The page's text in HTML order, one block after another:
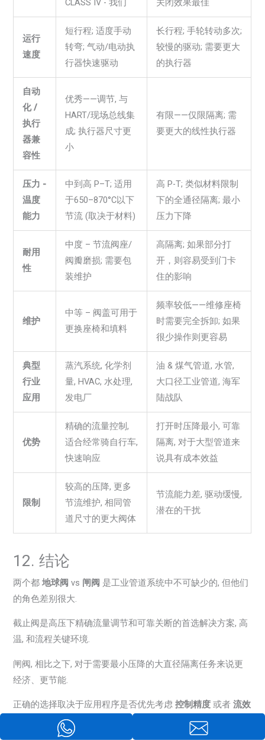
CLASS IV - 我们
关闭效果最佳
运行
速度
短行程; 适度手动
转弯; 气动/电动执
行器快速驱动
长行程; 手轮转动多次;
较慢的驱动; 需要更大
的执行器
自动
化 /
执行
器兼
容性
优秀——调节, 与
HART/现场总线集
成; 执行器尺寸更
小
有限——仅限隔离; 需
要更大的线性执行器
压力 -
温度
能力
中到高 P–T; 适用
于650–870°C以下
节流 (取决于材料)
高 P-T; 类似材料限制
下的全通径隔离; 最小
压力下降
耐用
性
中度 – 节流阀座/
阀瓣磨损; 需要包
装维护
高隔离; 如果部分打
开，则容易受到门卡
住的影响
维护
中等 – 阀盖可用于
更换座椅和填料
频率较低——维修座椅
时需要完全拆卸; 如果
很少操作则更容易
典型
行业
应用
蒸汽系统, 化学剂
量, HVAC, 水处理,
发电厂
油 & 煤气管道, 水管,
大口径工业管道, 海军
陆战队
优势
精确的流量控制,
适合经常骑自行车,
快速响应
打开时压降最小, 可靠
隔离, 对于大型管道来
说具有成本效益
限制
较高的压降, 更多
节流维护, 相同管
道尺寸的更大阀体
节流能力差, 驱动缓慢,
潜在的干扰
12. 结论
两个都地球阀 vs 闸阀 是工业管道系统中不可缺少的, 但他们
的角色差别很大.
截止阀是高压下精确流量调节和可靠关断的首选解决方案, 高
温, 和流程关键环境.
闸阀, 相比之下, 对于需要最小压降的大直径隔离任务来说更
经济、更节能.
正确的选择取决于应用程序是否优先考虑控制精度 或者流效